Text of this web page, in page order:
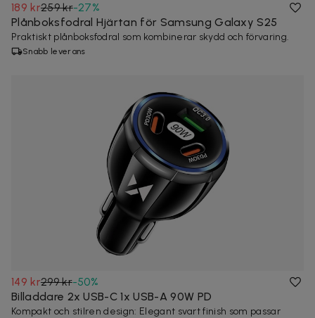
189 kr259 kr-27%
Plånboksfodral Hjärtan för Samsung Galaxy S25
Praktiskt plånboksfodral som kombinerar skydd och förvaring.
Snabb leverans
149 kr299 kr-50%
Billaddare 2x USB-C 1x USB-A 90W PD
Kompakt och stilren design: Elegant svart finish som passar